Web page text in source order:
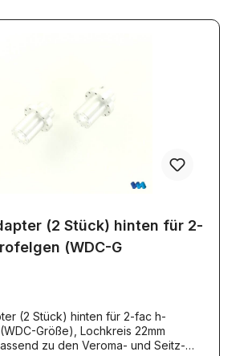
Anleitung.Sinnvolles
die Lichtfunktionen (oder
ohne
zum Anhänger/Auflieger
werden sollen, stehen zahlreiche
zur Verfügung. Hier
IR-Sender AIRU von Servonaut:
Empfänger und Auflieger-Modul
obigem Sender: Artikel 7921, 11176,
(2 Stück) hinten für 2-
(WDC-G
(2 Stück) hinten für 2-fac h-
Größe), Lochkreis 22mm
zu den Veroma- und Seitz-